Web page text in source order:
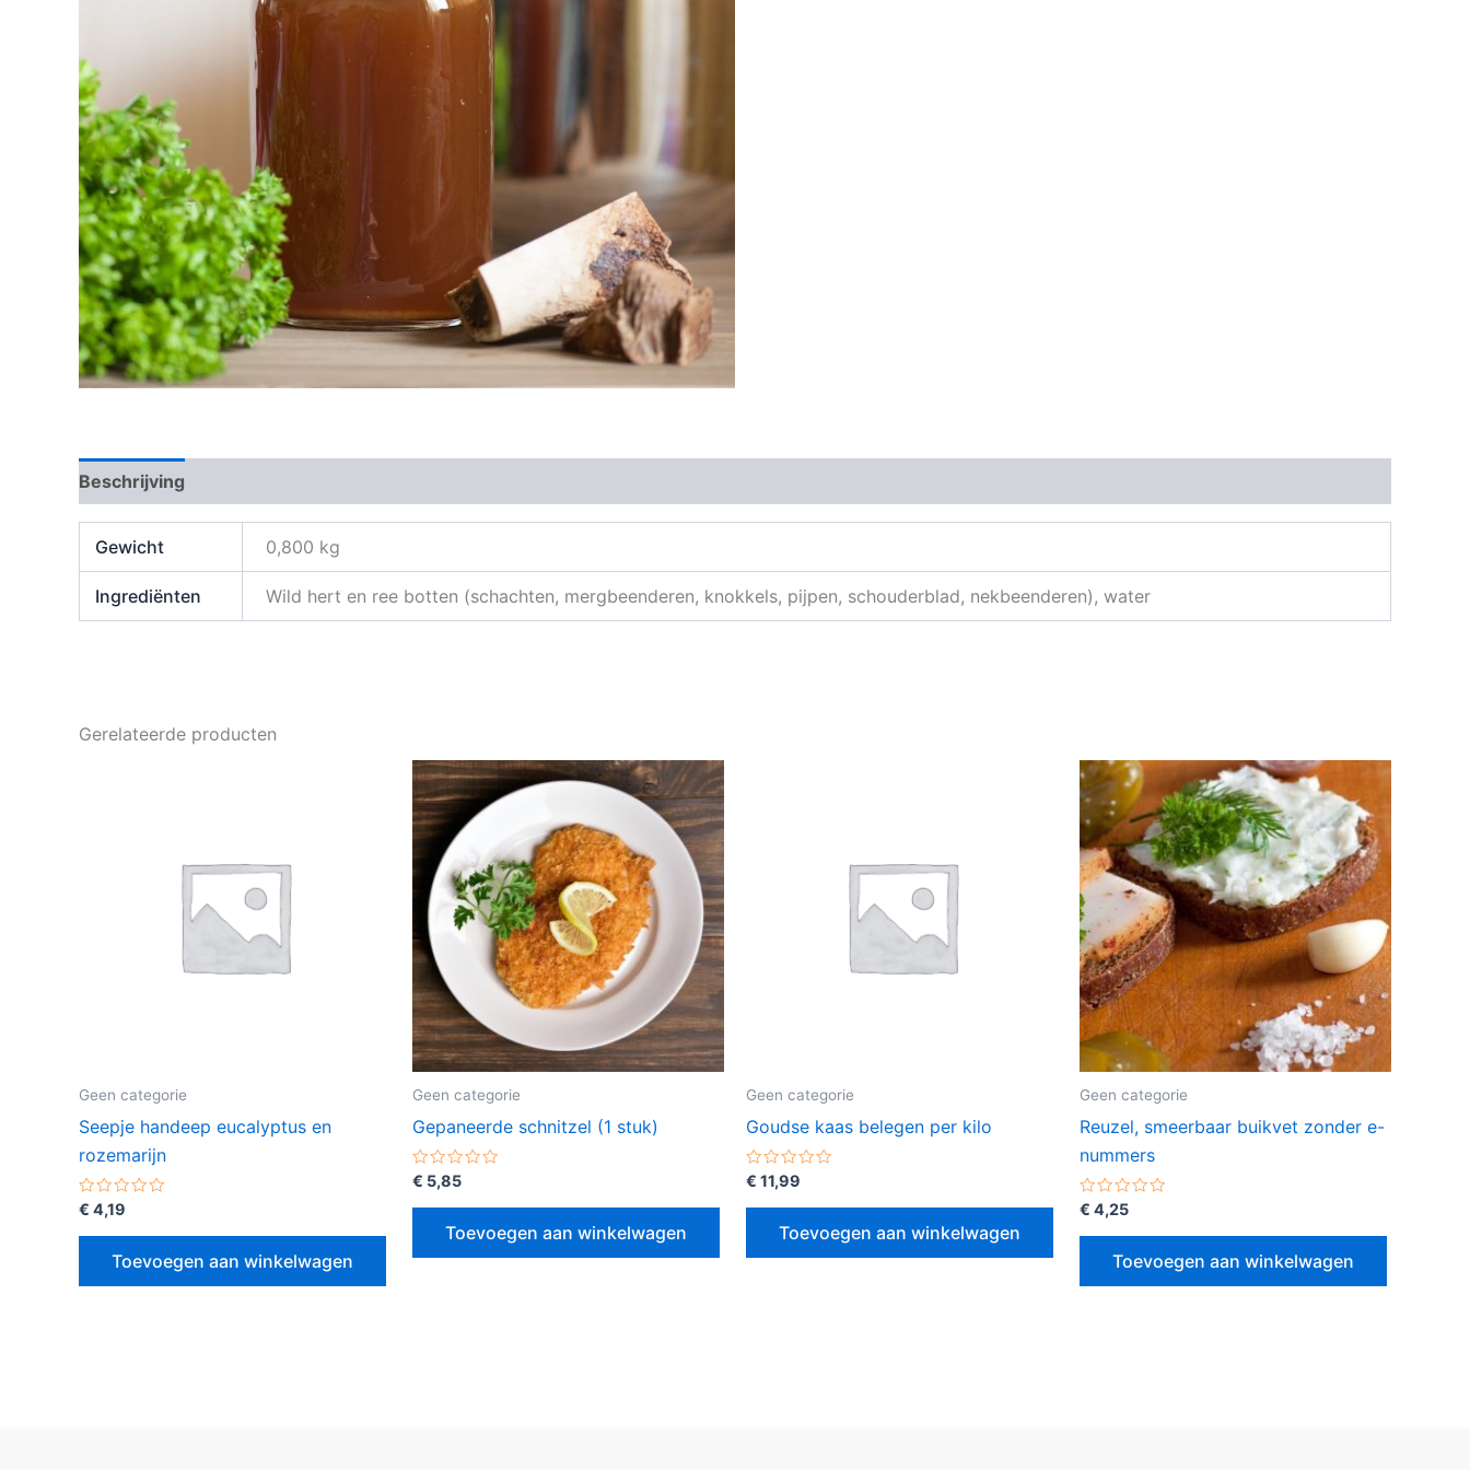
Beschrijving
Gewicht 0,800 kg
Ingrediënten Wild hert en ree botten (schachten, mergbeenderen, knokkels, pijpen, schouderblad, nekbeenderen), water
Gerelateerde producten
Geen categorie
Seepje handeep eucalyptus en
rozemarijn
Gewaardeerd
uit
€ 4,19
Toevoegen aan winkelwagen
Geen categorie
Gepaneerde schnitzel (1 stuk)
Gewaardeerd
uit
€ 5,85
Toevoegen aan winkelwagen
Geen categorie
Goudse kaas belegen per kilo
Gewaardeerd
uit
€ 11,99
Toevoegen aan winkelwagen
Geen categorie
Reuzel, smeerbaar buikvet zonder e-
nummers
Gewaardeerd
uit
€ 4,25
Toevoegen aan winkelwagen